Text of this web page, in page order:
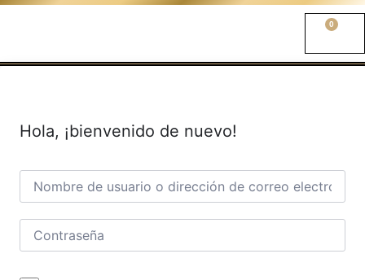
0
Hola, ¡bienvenido de nuevo!